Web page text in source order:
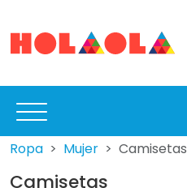
Ropa Mujer Camisetas
Camisetas